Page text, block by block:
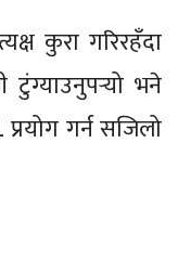
कुरा गरिरहँदा
भने
गर्न सजिलो